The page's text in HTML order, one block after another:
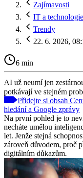
Zajímavosti
IT a technologie
Trendy
22. 6. 2026,
6 min
AI už neumí jen
potkávají ve stejném
Přidejte si obsah
hledání a Google zprávy
Na první pohled je to
necháte umělou
let. Jenže stejná
zároveň důvodem, proč
digitálním důkazům.